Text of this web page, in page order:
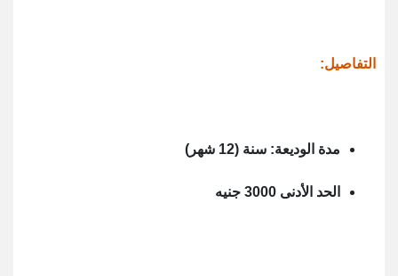
التفاصيل:
مدة الوديعة: سنة (12 شهر)
الحد الأدنى 3000 جنيه